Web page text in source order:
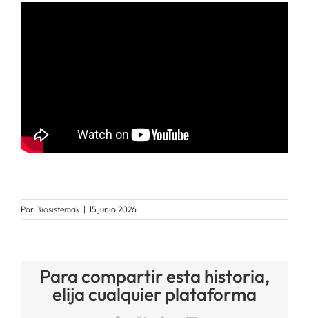
Por Biosistemak | 15 junio 2026
Para compartir esta historia,
elija cualquier plataforma